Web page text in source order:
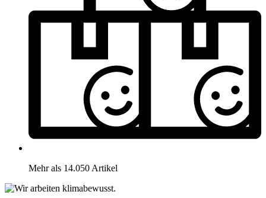
Mehr als 14.050 Artikel